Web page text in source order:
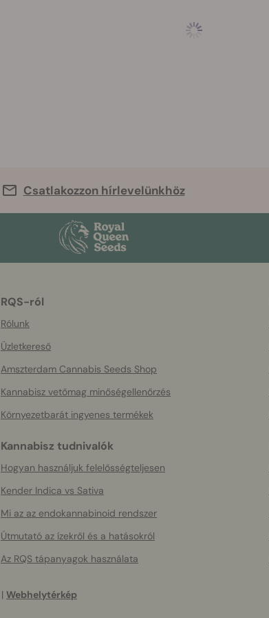
Csatlakozzon hírlevelünkhöz
RQS-ról
Rólunk
Üzletkereső
Amszterdam Cannabis Seeds Shop
Kannabisz vetőmag minőségellenőrzés
Környezetbarát ingyenes termékek
Kannabisz tudnivalók
Hogyan használjuk felelősségteljesen
Kender Indica vs Sativa
Mi az az endokannabinoid rendszer
Útmutató az ízekről és a hatásokról
Az RQS tápanyagok használata
| Webhelytérkép